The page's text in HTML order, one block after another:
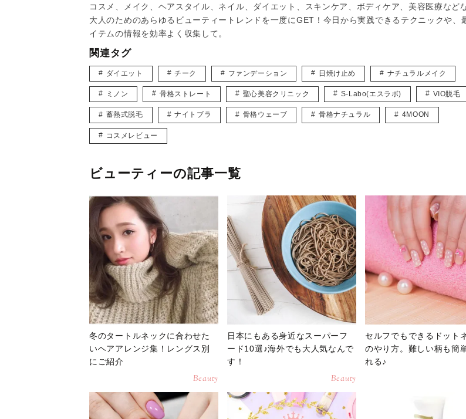
コスメ、メイク、ヘアスタイル、ネイル、ダイエット、スキンケア、ボディケア、美容医療など
大人のためのあらゆるビューティートレンドを一度にGET！今日から実践できるテクニックや、
イテムの情報を効率よく収集して。
関連タグ
ダイエット チーク ファンデーション 日焼け止め ナチュラルメイク
ミノン 骨格ストレート 聖心美容クリニック S-Labo(エスラボ) VIO脱毛
蓄熱式脱毛 ナイトブラ 骨格ウェーブ 骨格ナチュラル 4MOON
コスメレビュー
ビューティーの記事一覧
冬のタートルネックに合わせた
いヘアアレンジ集！レングス別
にご紹介
Beauty
日本にもある身近なスーパーフ
ード10選♪海外でも大人気なんで
す！
Beauty
セルフでもできるドット
のやり方。難しい柄も簡
れる♪